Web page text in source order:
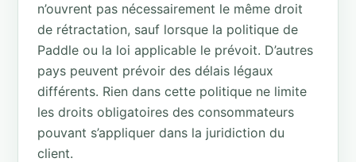
n’ouvrent pas nécessairement le même droit
de rétractation, sauf lorsque la politique de
Paddle ou la loi applicable le prévoit. D’autres
pays peuvent prévoir des délais légaux
différents. Rien dans cette politique ne limite
les droits obligatoires des consommateurs
pouvant s’appliquer dans la juridiction du
client.